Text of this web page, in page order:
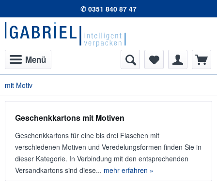
✆ 0351 840 87 47
Menü
mit Motiv
Geschenkkartons mit Motiven
Geschenkkartons für eine bis drei Flaschen mit
verschiedenen Motiven und Veredelungsformen finden Sie in
dieser Kategorie. In Verbindung mit den entsprechenden
Versandkartons sind diese... mehr erfahren »